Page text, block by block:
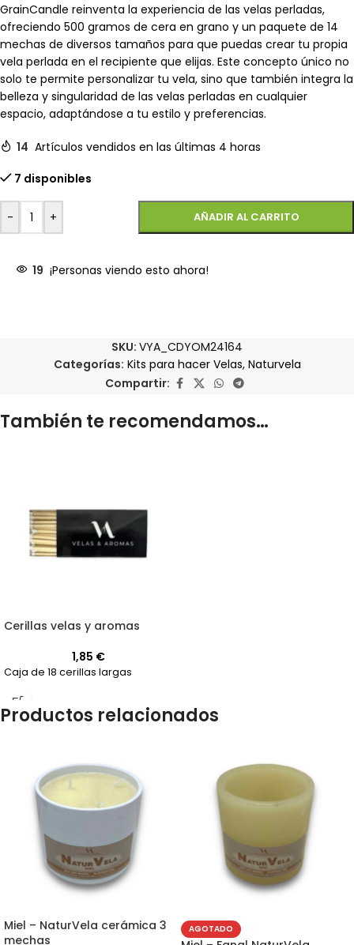
GrainCandle reinventa la experiencia de las velas perladas,
ofreciendo 500 gramos de cera en grano y un paquete de 14
mechas de diversos tamaños para que puedas crear tu propia
vela perlada en el recipiente que elijas. Este concepto único no
solo te permite personalizar tu vela, sino que también integra la
belleza y singularidad de las velas perladas en cualquier
espacio, adaptándose a tu estilo y preferencias.
14 Artículos vendidos en las últimas 4 horas
7 disponibles
- + AÑADIR AL CARRITO
19 ¡Personas viendo esto ahora!
SKU: VYA_CDYOM24164
Categorías: Kits para hacer Velas, Naturvela
Compartir:
También te recomendamos…
Cerillas velas y aromas
1,85 €
Caja de 18 cerillas largas
Productos relacionados
Miel – NaturVela cerámica 3
mechas
AGOTADO